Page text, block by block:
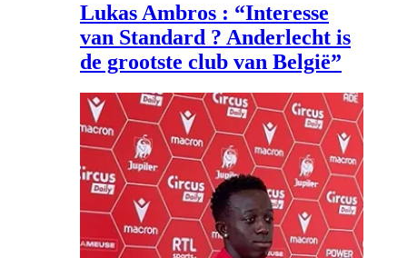
Lukas Ambros : “Interesse
van Standard ? Anderlecht is
de grootste club van België”